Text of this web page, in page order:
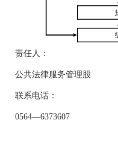
责任人：
公共法律服务管理股
联系电话：
0564—6373607